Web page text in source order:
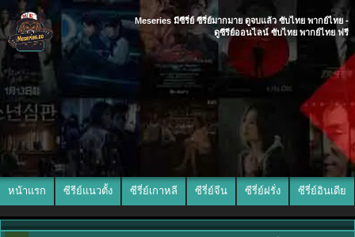
Meseries มีซีรี่ย์ ซีรี่ย์มากมาย ดูจบแล้ว ซับไทย พากย์ไทย -
ดูซีรีย์ออนไลน์ ซับไทย พากย์ไทย ฟรี
หน้าแรก ซีรีย์แนวตั้ง ซีรี่ย์เกาหลี ซีรี่ย์จีน ซีรี่ย์ฝรั่ง ซีรี่ย์อินเดีย